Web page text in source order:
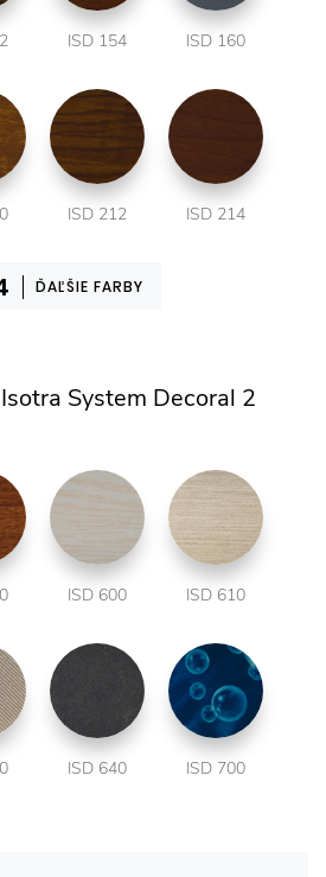
ISD 154 ISD 160
ISD 212 ISD 214
ĎAĽŠIE FARBY
System Decoral 2
ISD 600 ISD 610
ISD 640 ISD 700